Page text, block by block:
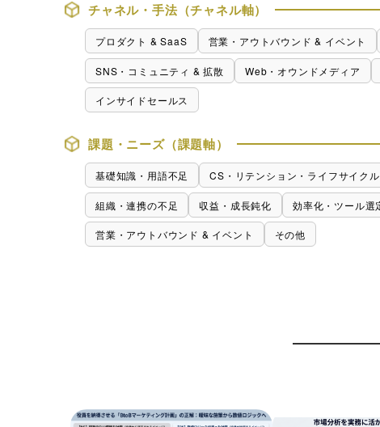
BtoBテレマーケ
ティング
チャネル・手法（チャネル軸）
プロダクト & SaaS 営業・アウトバウンド & イベント
SNS・コミュニティ & 拡散 Web・オウンドメディア
インサイドセールス
課題・ニーズ（課題軸）
基礎知識・用語不足 CS・リテンション・ライフサイクル
組織・連携の不足 収益・成長鈍化 効率化・ツール選
営業・アウトバウンド & イベント その他